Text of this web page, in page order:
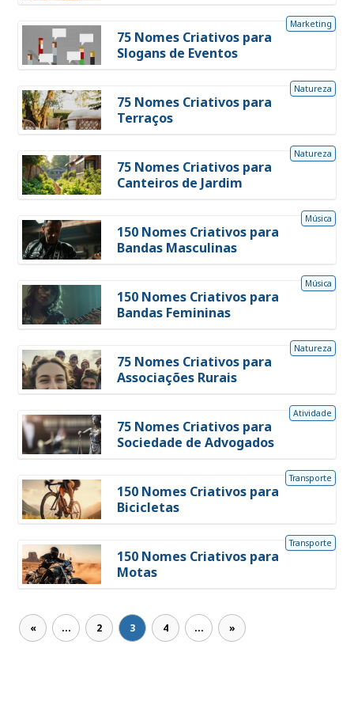
75 Nomes Criativos para
Slogans de Eventos
Marketing
75 Nomes Criativos para
Terraços
Natureza
75 Nomes Criativos para
Canteiros de Jardim
Natureza
150 Nomes Criativos para
Bandas Masculinas
Música
150 Nomes Criativos para
Bandas Femininas
Música
75 Nomes Criativos para
Associações Rurais
Natureza
75 Nomes Criativos para
Sociedade de Advogados
Atividade
150 Nomes Criativos para
Bicicletas
Transporte
150 Nomes Criativos para
Motas
Transporte
« ... 2 3 4 ... »